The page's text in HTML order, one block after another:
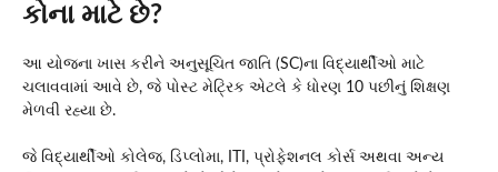
કોના માટે છે?
આ યોજના ખાસ કરીને અનુસૂચિત જાતિ (SC)ના વિદ્યાર્થીઓ માટે
ચલાવવામાં આવે છે, જે પોસ્ટ મેટ્રિક એટલે કે ધોરણ 10 પછીનું શિક્ષણ
મેળવી રહ્યા છે.
જે વિદ્યાર્થીઓ કોલેજ, ડિપ્લોમા, ITI, પ્રોફેશનલ કોર્સ અથવા અન્ય